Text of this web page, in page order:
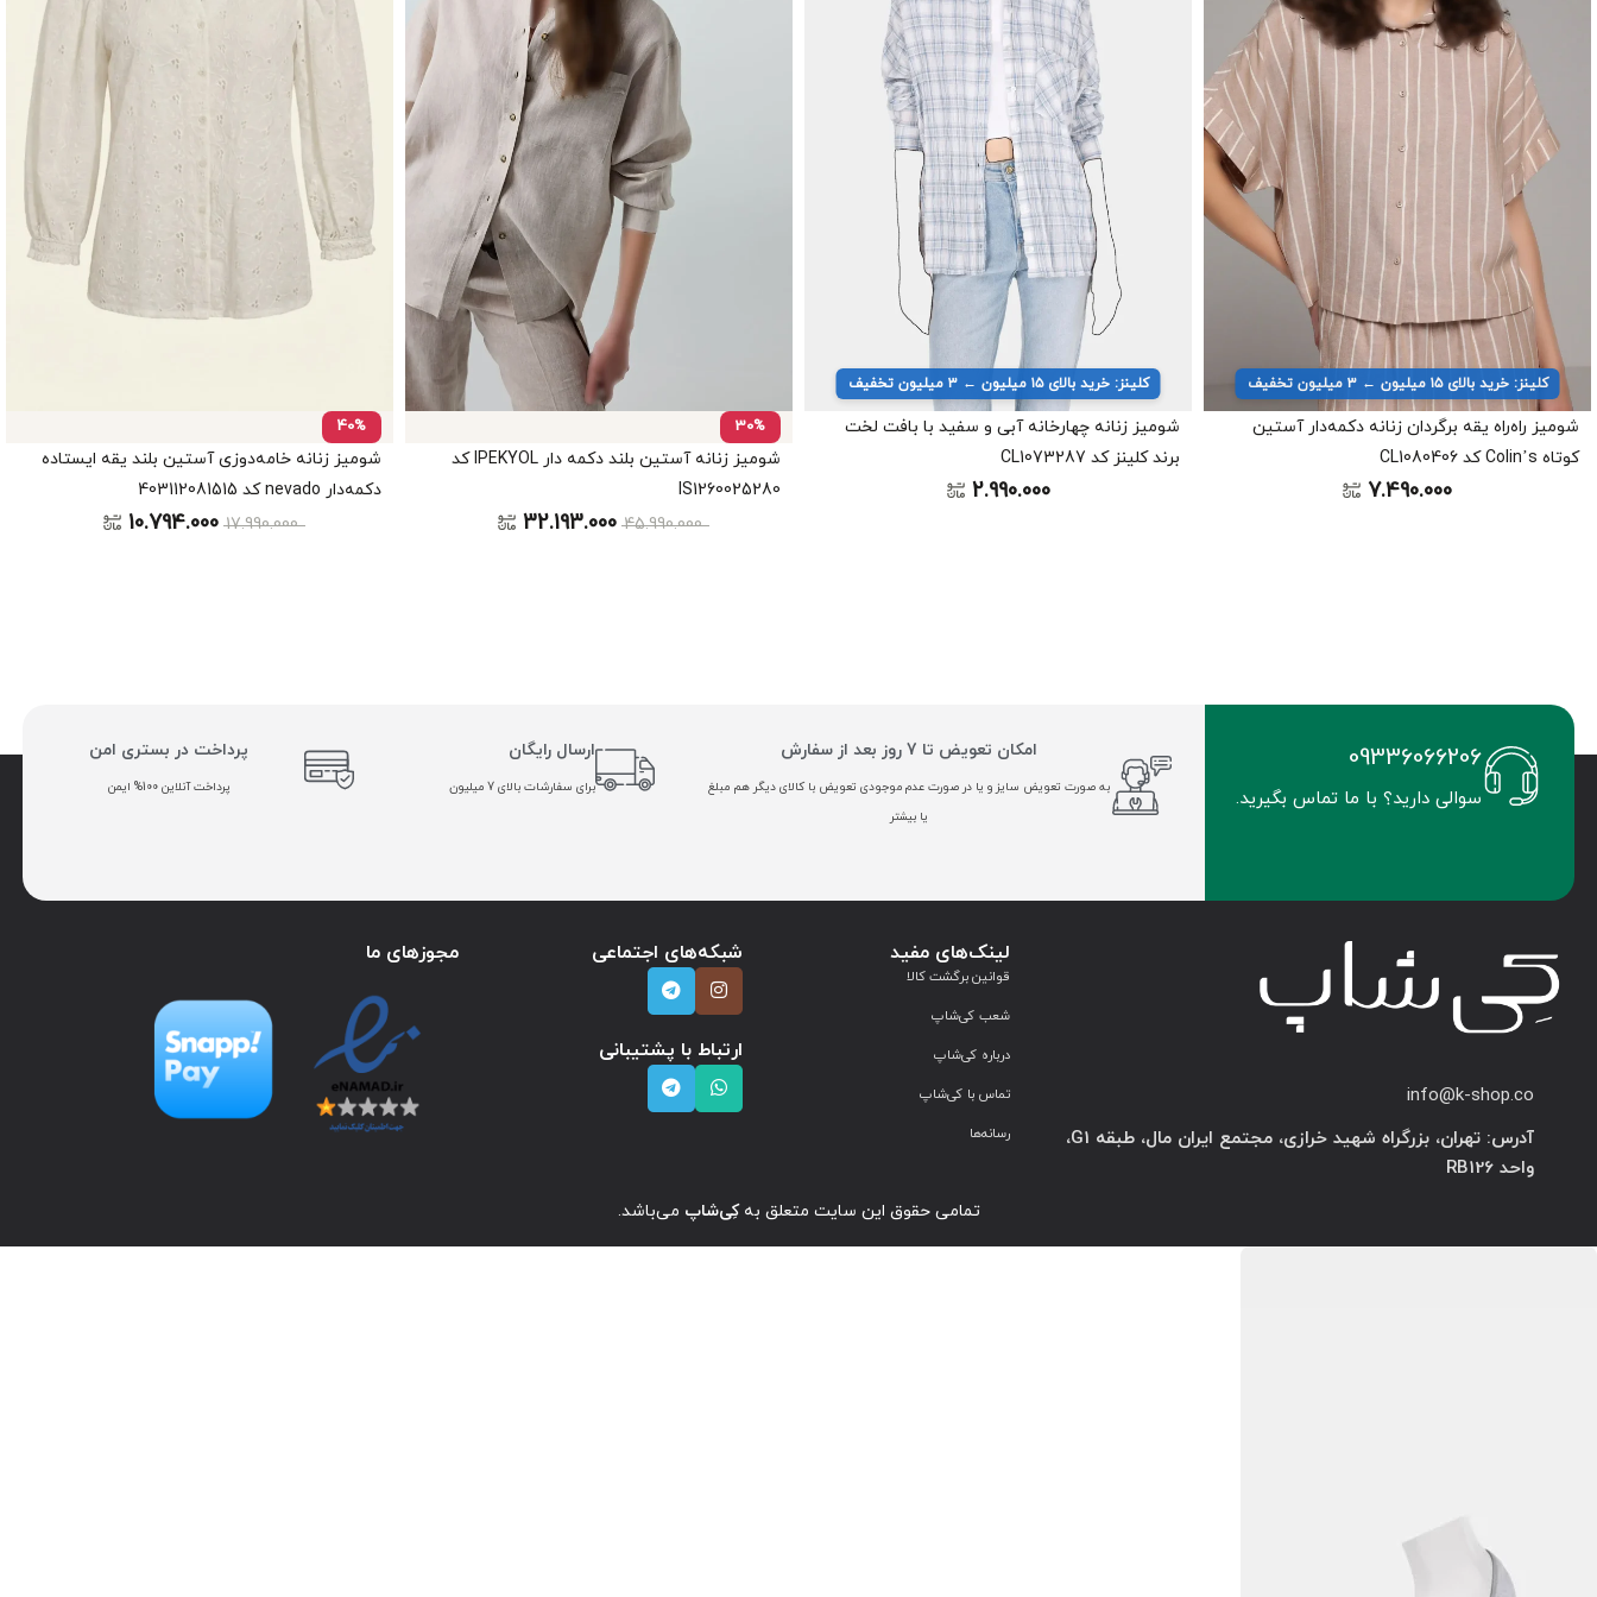
کلینز: خرید بالای ۱۵ میلیون ← ۳ میلیون تخفیف
شومیز راه‌راه یقه برگردان زنانه دکمه‌دار آستین
کوتاه Colin’s کد CL1080406
7.490.000
کلینز: خرید بالای ۱۵ میلیون ← ۳ میلیون تخفیف
شومیز زنانه چهارخانه آبی و سفید با بافت لخت
برند کلینز کد CL1073287
2.990.000
30%
شومیز زنانه آستین بلند دکمه دار IPEKYOL کد
IS1260025280
45.990.000
32.193.000
40%
شومیز زنانه خامه‌دوزی آستین بلند یقه ایستاده
دکمه‌دار nevado کد 403112081515
17.990.000
10.794.000
09336066206
سوالی دارید؟ با ما تماس بگیرید.
امکان تعویض تا 7 روز بعد از سفارش
به صورت تعویض سایز و یا در صورت عدم موجودی تعویض با کالای دیگر هم مبلغ
یا بیشتر
ارسال رایگان
برای سفارشات بالای 7 میلیون
پرداخت در بستری امن
پرداخت آنلاین 100% ایمن
info@k-shop.co
آدرس: تهران، بزرگراه شهید خرازی، مجتمع ایران مال، طبقه G1،
واحد RB126
لینک‌های مفید
قوانین برگشت کالا
شعب کی‌شاپ
درباره کی‌شاپ
تماس با کی‌شاپ
رسانه‌ها
شبکه‌های اجتماعی
ارتباط با پشتیبانی
مجوزهای ما
تمامی حقوق این سایت متعلق بهکِی‌شاپ می‌باشد.